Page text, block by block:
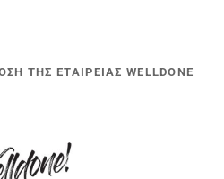
ΤΗΣ ΕΤΑΙΡΕΙΑΣ WELLDONE